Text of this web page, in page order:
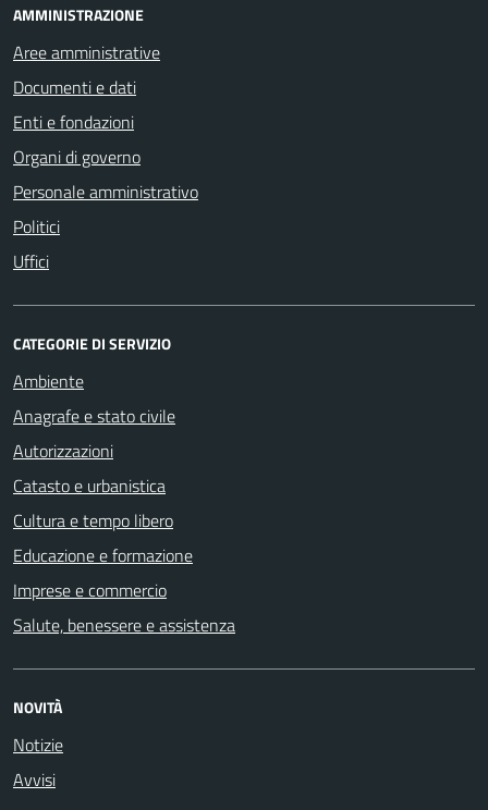
AMMINISTRAZIONE
Aree amministrative
Documenti e dati
Enti e fondazioni
Organi di governo
Personale amministrativo
Politici
Uffici
CATEGORIE DI SERVIZIO
Ambiente
Anagrafe e stato civile
Autorizzazioni
Catasto e urbanistica
Cultura e tempo libero
Educazione e formazione
Imprese e commercio
Salute, benessere e assistenza
NOVITÀ
Notizie
Avvisi